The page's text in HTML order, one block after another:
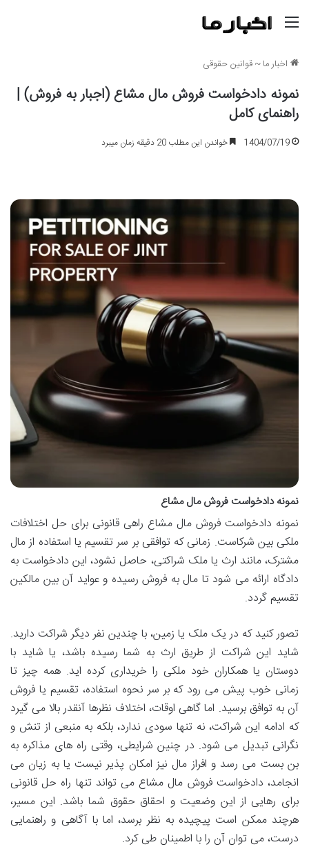
اخبار ما~قوانین حقوقی
نمونه دادخواست فروش مال مشاع (اجبار به فروش) |
راهنمای کامل
1404/07/19 خواندن این مطلب 20 دقیقه زمان میبرد
نمونه دادخواست فروش مال مشاع
نمونه دادخواست فروش مال مشاع راهی قانونی برای حل اختلافات
ملکی بین شرکاست. زمانی که توافقی بر سر تقسیم یا استفاده از مال
مشترک، مانند ارث یا ملک شراکتی، حاصل نشود، این دادخواست به
دادگاه ارائه می شود تا مال به فروش رسیده و عواید آن بین مالکین
تقسیم گردد.
تصور کنید که در یک ملک یا زمین، با چندین نفر دیگر شراکت دارید.
شاید این شراکت از طریق ارث به شما رسیده باشد، یا شاید با
دوستان یا همکاران خود ملکی را خریداری کرده اید. همه چیز تا
زمانی خوب پیش می رود که بر سر نحوه استفاده، تقسیم یا فروش
آن به توافق برسید. اما گاهی اوقات، اختلاف نظرها آنقدر بالا می گیرد
که ادامه این شراکت، نه تنها سودی ندارد، بلکه به منبعی از تنش و
نگرانی تبدیل می شود. در چنین شرایطی، وقتی راه های مذاکره به
بن بست می رسد و افراز مال نیز امکان پذیر نیست یا به زیان می
انجامد، دادخواست فروش مال مشاع می تواند تنها راه حل قانونی
برای رهایی از این وضعیت و احقاق حقوق شما باشد. این مسیر،
هرچند ممکن است پیچیده به نظر برسد، اما با آگاهی و راهنمایی
درست، می توان آن را با اطمینان طی کرد.